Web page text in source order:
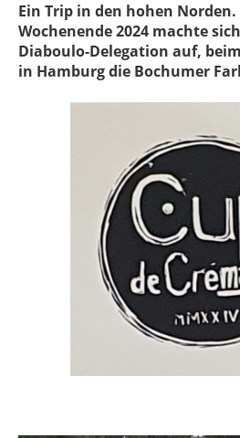
Ein Trip in den hohen
Wochenende 2024 machte
Diaboulo-Delegation auf,
in Hamburg die Bochumer